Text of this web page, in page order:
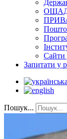
Сайти
Запитати у
Пошук...